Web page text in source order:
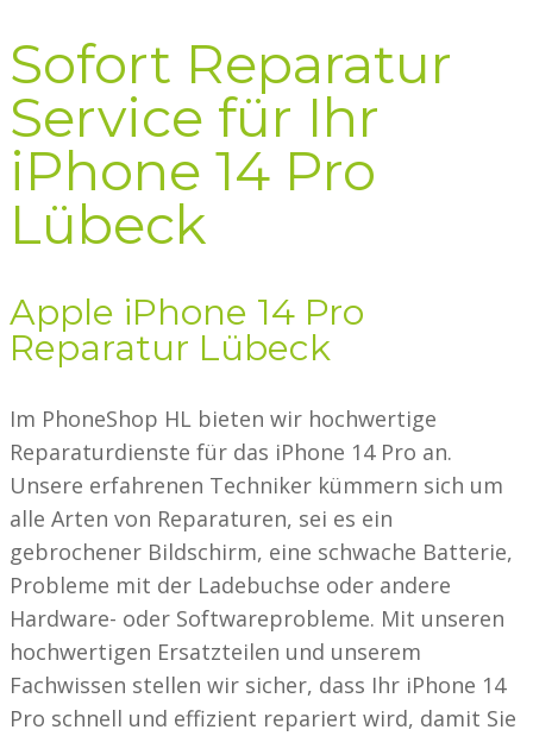
Sofort Reparatur
Service für Ihr
iPhone 14 Pro
Lübeck
Apple iPhone 14 Pro
Reparatur Lübeck
Im PhoneShop HL bieten wir hochwertige
Reparaturdienste für das iPhone 14 Pro an.
Unsere erfahrenen Techniker kümmern sich um
alle Arten von Reparaturen, sei es ein
gebrochener Bildschirm, eine schwache Batterie,
Probleme mit der Ladebuchse oder andere
Hardware- oder Softwareprobleme. Mit unseren
hochwertigen Ersatzteilen und unserem
Fachwissen stellen wir sicher, dass Ihr iPhone 14
Pro schnell und effizient repariert wird, damit Sie